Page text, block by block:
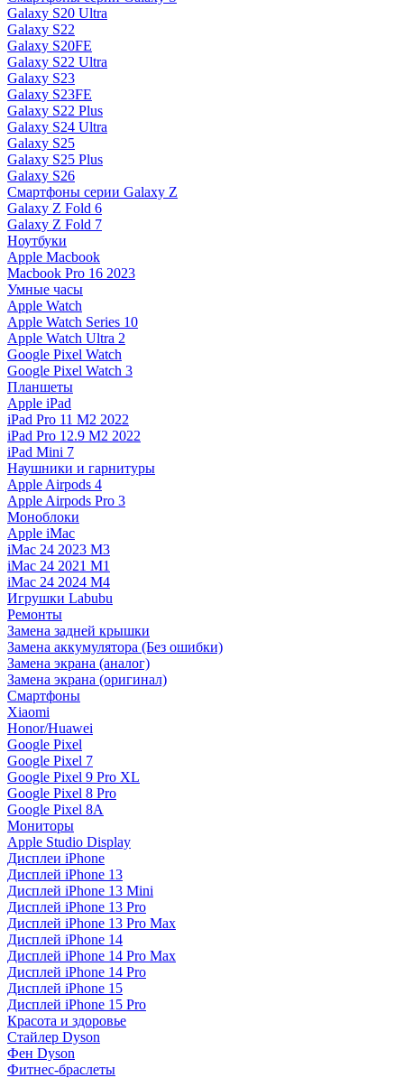
Galaxy S20 Ultra
Galaxy S22
Galaxy S20FE
Galaxy S22 Ultra
Galaxy S23
Galaxy S23FE
Galaxy S22 Plus
Galaxy S24 Ultra
Galaxy S25
Galaxy S25 Plus
Galaxy S26
Смартфоны серии Galaxy Z
Galaxy Z Fold 6
Galaxy Z Fold 7
Ноутбуки
Apple Macbook
Macbook Pro 16 2023
Умные часы
Apple Watch
Apple Watch Series 10
Apple Watch Ultra 2
Google Pixel Watch
Google Pixel Watch 3
Планшеты
Apple iPad
iPad Pro 11 M2 2022
iPad Pro 12.9 M2 2022
iPad Mini 7
Наушники и гарнитуры
Apple Airpods 4
Apple Airpods Pro 3
Моноблоки
Apple iMac
iMac 24 2023 M3
iMac 24 2021 M1
iMac 24 2024 M4
Игрушки Labubu
Ремонты
Замена задней крышки
Замена аккумулятора (Без ошибки)
Замена экрана (аналог)
Замена экрана (оригинал)
Смартфоны
Xiaomi
Honor/Huawei
Google Pixel
Google Pixel 7
Google Pixel 9 Pro XL
Google Pixel 8 Pro
Google Pixel 8A
Мониторы
Apple Studio Display
Дисплеи iPhone
Дисплей iPhone 13
Дисплей iPhone 13 Mini
Дисплей iPhone 13 Pro
Дисплей iPhone 13 Pro Max
Дисплей iPhone 14
Дисплей iPhone 14 Pro Max
Дисплей iPhone 14 Pro
Дисплей iPhone 15
Дисплей iPhone 15 Pro
Красота и здоровье
Стайлер Dyson
Фен Dyson
Фитнес-браслеты